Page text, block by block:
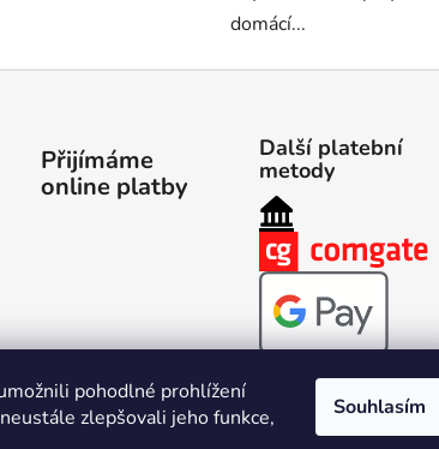
pohodlné prohlížení
zlepšovali jeho funkce,
Souhlasím
domácí...
Přijímáme
online platby
Další platební
metody